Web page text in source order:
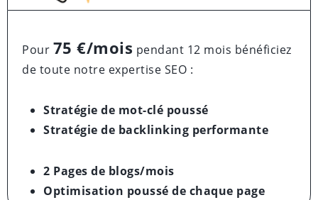
Pour 75 €/mois pendant 12 mois bénéficiez
de toute notre expertise SEO :
Stratégie de mot-clé poussé
Stratégie de backlinking performante
2 Pages de blogs/mois
Optimisation poussé de chaque page